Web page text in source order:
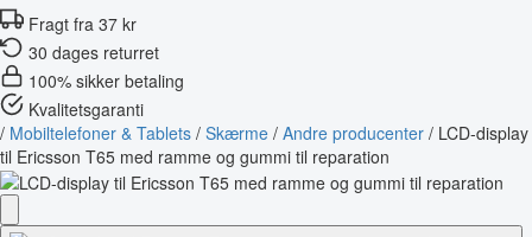
Fragt fra 37 kr
30 dages returret
100% sikker betaling
Kvalitetsgaranti
/ Mobiltelefoner & Tablets / Skærme / Andre producenter / LCD-display
til Ericsson T65 med ramme og gummi til reparation